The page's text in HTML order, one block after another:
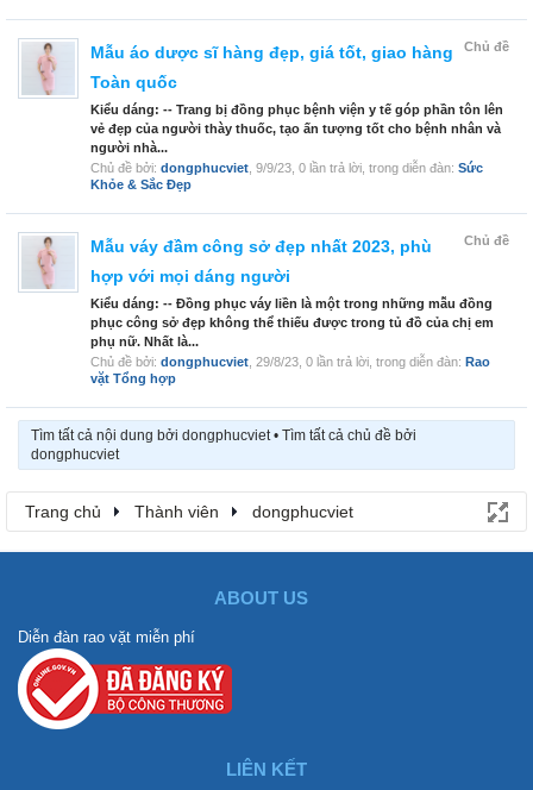
Chủ đề
Mẫu áo dược sĩ hàng đẹp, giá tốt, giao hàng
Toàn quốc
Kiểu dáng: -- Trang bị đồng phục bệnh viện y tế góp phần tôn lên
vẻ đẹp của người thày thuốc, tạo ấn tượng tốt cho bệnh nhân và
người nhà...
Chủ đề bởi: dongphucviet 9/9/23 , 0 lần trả lời, trong diễn đàn: Sức
Khỏe & Sắc Đẹp
Chủ đề
Mẫu váy đầm công sở đẹp nhất 2023, phù
hợp với mọi dáng người
Kiểu dáng: -- Đồng phục váy liền là một trong những mẫu đồng
phục công sở đẹp không thể thiếu được trong tủ đồ của chị em
phụ nữ. Nhất là...
Chủ đề bởi: dongphucviet 29/8/23 , 0 lần trả lời, trong diễn đàn: Rao
vặt Tổng hợp
Tìm tất cả nội dung bởi dongphucviet
Tìm tất cả chủ đề bởi
dongphucviet
Trang chủ Thành viên dongphucviet
ABOUT US
Diễn đàn rao vặt miễn phí
LIÊN KẾT